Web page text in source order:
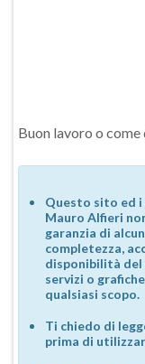
Buon lavoro o
Questo sito ed
Mauro Alfieri
garanzia di
completezza,
disponibilità
servizi o
qualsiasi scopo.
Ti chiedo di
prima di